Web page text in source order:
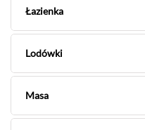
Łazienka
Lodówki
Masa